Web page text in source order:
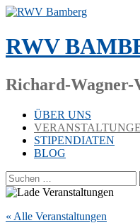
Zum
springen
RWV
Richard-Wagner-
ÜBER UNS
STIPENDIATEN
BLOG
Suchen
nach:
« Alle Veranstaltungen